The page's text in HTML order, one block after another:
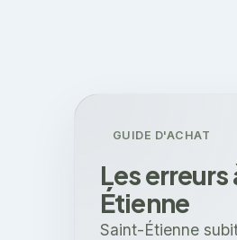
GUIDE D'ACHAT
Les
Étienne
Saint-Étienne